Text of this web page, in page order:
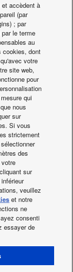
LinkedIn
accèdent à
(par
; par
le terme
au
cookies, dont
votre
site web,
pour
qui
nous
sur
Si vous
strictement
des
sur
veuillez
et notre
ne
consenti
essayer de